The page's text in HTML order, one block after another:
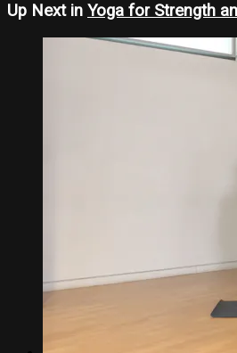
Up Next in Yoga for Strength